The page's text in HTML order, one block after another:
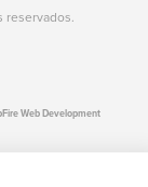
reservados.
Web Development